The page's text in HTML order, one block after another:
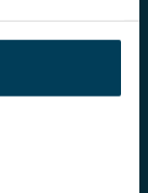
Bezorgen